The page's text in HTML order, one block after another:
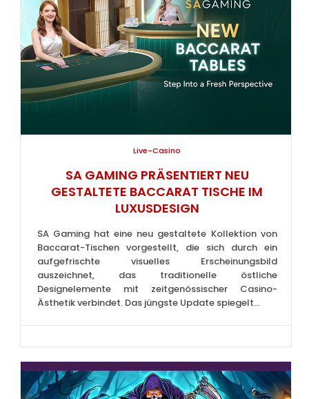
Live-Casino
SA GAMING PRÄSENTIERT NEU
GESTALTETE BACCARAT TISCHE IM
LUXUSDESIGN
SA Gaming hat eine neu gestaltete Kollektion von
Baccarat-Tischen vorgestellt, die sich durch ein
aufgefrischte visuelles Erscheinungsbild
auszeichnet, das traditionelle östliche
Designelemente mit zeitgenössischer Casino-
Ästhetik verbindet. Das jüngste Update spiegelt...